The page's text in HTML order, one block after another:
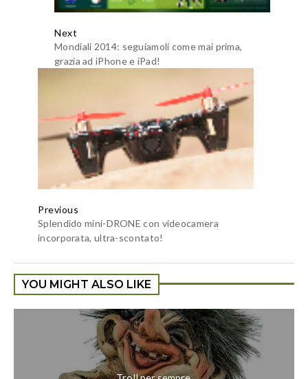
Next
Mondiali 2014: seguiamoli come mai prima,
grazia ad iPhone e iPad!
Previous
Splendido mini-DRONE con videocamera
incorporata, ultra-scontato!
YOU MIGHT ALSO LIKE